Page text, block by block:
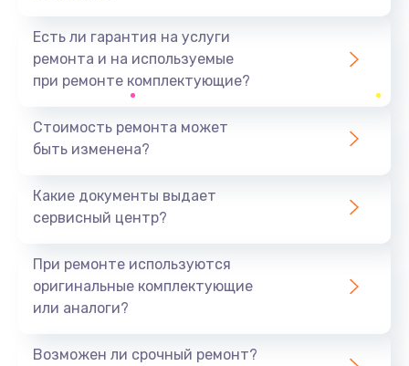
от 500 руб.
Замена разъема питания
Заказать
Замена Bluetooth модуля
Есть ли гарантия на услуги
ремонта и на используемые
при ремонте комплектующие?
Стоимость ремонта может
быть изменена?
Какие документы выдает
сервисный центр?
При ремонте используются
оригинальные комплектующие
или аналоги?
Возможен ли срочный ремонт?